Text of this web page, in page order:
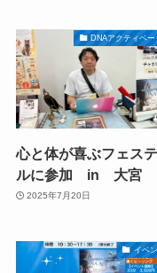
DNAアクティベ
心と体が喜ぶフェス
ルに参加 in 大宮
2025年7月20日
イベ